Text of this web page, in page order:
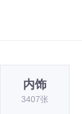
内饰
3407张